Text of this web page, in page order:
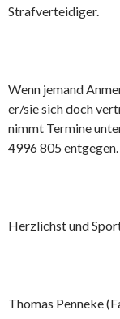
Strafverteidiger.
Wenn jemand
er/sie sich doch
nimmt Termine
4996 805 entgegen.
Herzlichst und
Thomas Penneke